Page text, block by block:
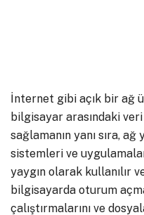
İnternet gibi açık bir ağ
bilgisayar arasındaki
sağlamanın yanı sıra,
sistemleri ve
yaygın olarak kullanılır
bilgisayarda oturum
çalıştırmalarını ve